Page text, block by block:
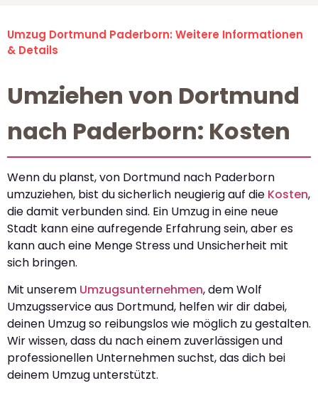
Umzug Dortmund Paderborn: Weitere Informationen
& Details
Umziehen von Dortmund
nach Paderborn: Kosten
Wenn du planst, von Dortmund nach Paderborn
umzuziehen, bist du sicherlich neugierig auf die Kosten,
die damit verbunden sind. Ein Umzug in eine neue
Stadt kann eine aufregende Erfahrung sein, aber es
kann auch eine Menge Stress und Unsicherheit mit
sich bringen.
Mit unserem Umzugsunternehmen, dem Wolf
Umzugsservice aus Dortmund, helfen wir dir dabei,
deinen Umzug so reibungslos wie möglich zu gestalten.
Wir wissen, dass du nach einem zuverlässigen und
professionellen Unternehmen suchst, das dich bei
deinem Umzug unterstützt.